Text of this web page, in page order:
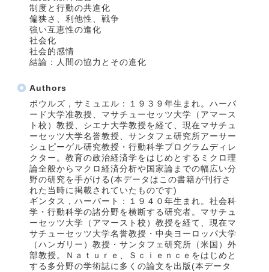
制度と行動の共進化
偏狭さ、利他性、戦争
強い互恵性の進化
社会化
社会的感情
結論：人間の協力とその進化
Authors
ボウルズ，サミュエル：１９３９年生まれ。ハーバ
ード大学准教授、マサチューセッツ大学（アマース
ト校）教授、シエナ大学教授を経て、現在マサチュ
ーセッツ大学名誉教授、サンタフェ研究所アーサー
シュピーゲル研究教授・行動科学プログラムディレ
クター。教育の政治経済学をはじめとするミクロ理
論全般からマクロ経済分析や国家論までの幅広い分
野の研究を手がける(本データはこの書籍が刊行さ
れた当時に掲載されていたものです)
ギンタス，ハーバート：１９４０年生まれ。社会科
学・行動科学の諸分野を横断する研究者。マサチュ
ーセッツ大学（アマースト校）教授を経て、現在マ
サチューセッツ大学名誉教授・中央ヨーロッパ大学
（ハンガリー）教授・サンタフェ研究所（米国）外
部教授。Ｎａｔｕｒｅ、Ｓｃｉｅｎｃｅをはじめと
する多分野の学術誌に多くの論文を出版(本データ